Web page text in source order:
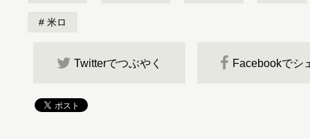
米ロ
Twitterでつぶやく Facebookでシ